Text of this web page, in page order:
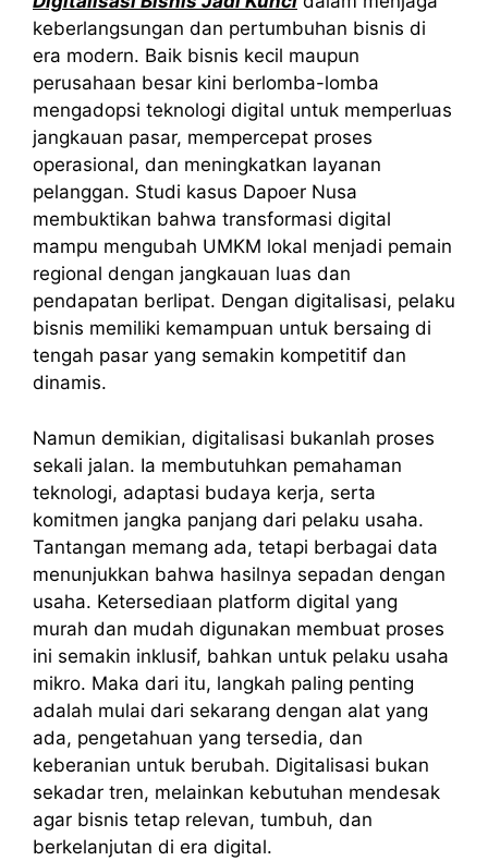
keberlangsungan dan pertumbuhan bisnis di
era modern. Baik bisnis kecil maupun
perusahaan besar kini berlomba-lomba
mengadopsi teknologi digital untuk memperluas
jangkauan pasar, mempercepat proses
operasional, dan meningkatkan layanan
pelanggan. Studi kasus Dapoer Nusa
membuktikan bahwa transformasi digital
mampu mengubah UMKM lokal menjadi pemain
regional dengan jangkauan luas dan
pendapatan berlipat. Dengan digitalisasi, pelaku
bisnis memiliki kemampuan untuk bersaing di
tengah pasar yang semakin kompetitif dan
dinamis.
Namun demikian, digitalisasi bukanlah proses
sekali jalan. Ia membutuhkan pemahaman
teknologi, adaptasi budaya kerja, serta
komitmen jangka panjang dari pelaku usaha.
Tantangan memang ada, tetapi berbagai data
menunjukkan bahwa hasilnya sepadan dengan
usaha. Ketersediaan platform digital yang
murah dan mudah digunakan membuat proses
ini semakin inklusif, bahkan untuk pelaku usaha
mikro. Maka dari itu, langkah paling penting
adalah mulai dari sekarang dengan alat yang
ada, pengetahuan yang tersedia, dan
keberanian untuk berubah. Digitalisasi bukan
sekadar tren, melainkan kebutuhan mendesak
agar bisnis tetap relevan, tumbuh, dan
berkelanjutan di era digital.